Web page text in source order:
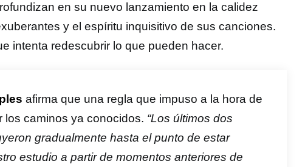
en su nuevo lanzamiento en la calidez
y el espíritu inquisitivo de sus canciones.
intenta redescubrir lo que pueden hacer.
afirma que una regla que impuso a la hora de
los caminos ya conocidos. “Los últimos dos
gradualmente hasta el punto de estar
estudio a partir de momentos anteriores de